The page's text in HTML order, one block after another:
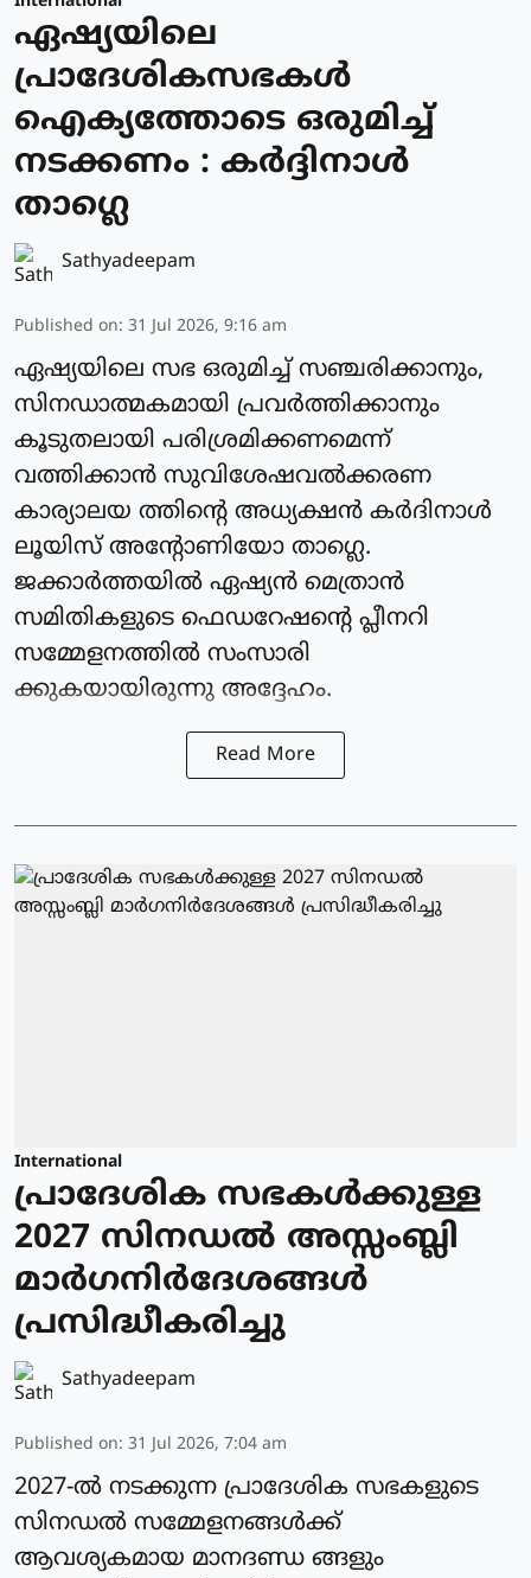
ഏഷ്യയിലെ
പ്രാദേശികസഭകള്‍
ഐക്യത്തോടെ ഒരുമിച്ച്
നടക്കണം : കര്‍ദ്ദിനാള്‍
താഗ്ലെ
Sathyadeepam
Published on: 31 Jul 2026, 9:16 am
ഏഷ്യയിലെ സഭ ഒരുമിച്ച് സഞ്ചരിക്കാനും,
സിനഡാത്മകമായി പ്രവര്‍ത്തിക്കാനും
കൂടുതലായി പരിശ്രമിക്കണമെന്ന്
വത്തിക്കാന്‍ സുവിശേഷവൽക്കരണ
കാര്യാലയ ത്തിന്റെ അധ്യക്ഷന്‍ കർദിനാള്‍
ലൂയിസ് അന്റോണിയോ താഗ്ലെ.
ജക്കാര്‍ത്തയില്‍ ഏഷ്യന്‍ മെത്രാൻ
സമിതികളുടെ ഫെഡറേഷന്റെ പ്ലീനറി
സമ്മേളനത്തില്‍ സംസാരി
ക്കുകയായിരുന്നു അദ്ദേഹം.
Read More
International
പ്രാദേശിക സഭകള്‍ക്കുള്ള
2027 സിനഡല്‍ അസ്സംബ്ലി
മാര്‍ഗനിര്‍ദേശങ്ങള്‍
പ്രസിദ്ധീകരിച്ചു
Sathyadeepam
Published on: 31 Jul 2026, 7:04 am
2027-ല്‍ നടക്കുന്ന പ്രാദേശിക സഭകളുടെ
സിനഡല്‍ സമ്മേളനങ്ങള്‍ക്ക്
ആവശ്യകമായ മാനദണ്ഡ ങ്ങളും